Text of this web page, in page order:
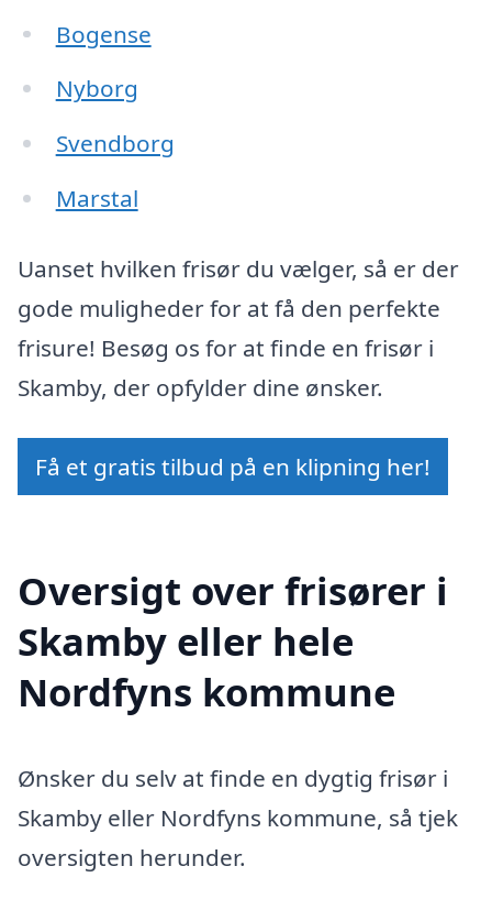
Bogense
Nyborg
Svendborg
Marstal
Uanset hvilken frisør du vælger, så er der
gode muligheder for at få den perfekte
frisure! Besøg os for at finde en frisør i
Skamby, der opfylder dine ønsker.
Få et gratis tilbud på en klipning her!
Oversigt over frisører i
Skamby eller hele
Nordfyns kommune
Ønsker du selv at finde en dygtig frisør i
Skamby eller Nordfyns kommune, så tjek
oversigten herunder.